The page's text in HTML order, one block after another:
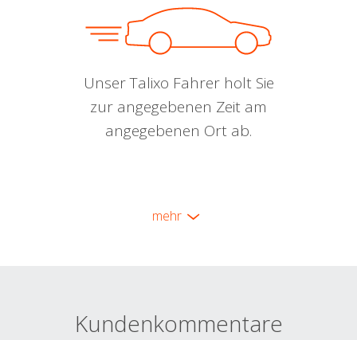
Unser Talixo Fahrer holt Sie
zur angegebenen Zeit am
angegebenen Ort ab.
mehr
Kundenkommentare